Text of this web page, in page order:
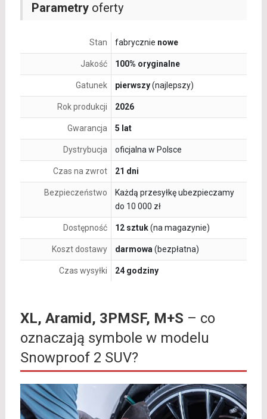
Parametryoferty
Stan fabrycznie nowe
Jakość 100% oryginalne
Gatunek pierwszy(najlepszy)
Rok produkcji 2026
Gwarancja 5 lat
Dystrybucja oficjalna w Polsce
Czas na zwrot 21 dni
Bezpieczeństwo
Każdą przesyłkę ubezpieczamy
do 10 000 zł
Dostępność 12 sztuk(na magazynie)
Koszt dostawy darmowa (bezpłatna)
Czas wysyłki 24 godziny
XL, Aramid, 3PMSF, M+S – co
oznaczają symbole w modelu
Snowproof 2 SUV?